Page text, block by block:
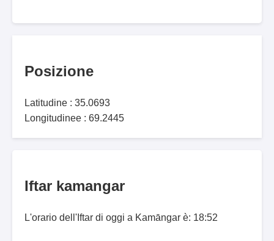
Posizione
Latitudine : 35.0693
Longitudinee : 69.2445
Iftar kamangar
L'orario dell'Iftar di oggi a Kamāngar è: 18:52